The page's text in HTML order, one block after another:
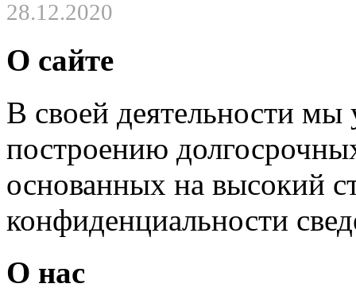
28.12.2020
О сайте
В своей деятельности
построению
основанных на высокий
конфиденциальности
О нас